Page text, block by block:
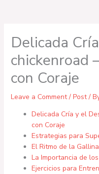
Delicada
chickenroad
con Coraje
Leave a Comment / Post/
Delicada Cría y el
con Coraje
Estrategias para
El Ritmo de la
La Importancia de
Ejercicios para